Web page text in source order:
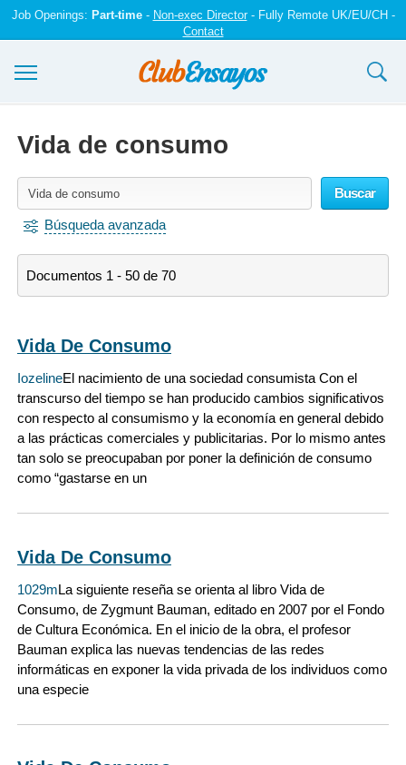
Job Openings: Part-time- Non-exec Director- Fully Remote UK/EU/CH -
Contact
Iniciar sesión
Vida de consumo
Buscar
Búsqueda avanzada
Documentos 1 - 50 de 70
Vida De Consumo
IozelineEl nacimiento de una sociedad consumista Con el
transcurso del tiempo se han producido cambios significativos
con respecto al consumismo y la economía en general debido
a las prácticas comerciales y publicitarias. Por lo mismo antes
tan solo se preocupaban por poner la definición de consumo
como “gastarse en un
Vida De Consumo
1029mLa siguiente reseña se orienta al libro Vida de
Consumo, de Zygmunt Bauman, editado en 2007 por el Fondo
de Cultura Económica. En el inicio de la obra, el profesor
Bauman explica las nuevas tendencias de las redes
informáticas en exponer la vida privada de los individuos como
una especie